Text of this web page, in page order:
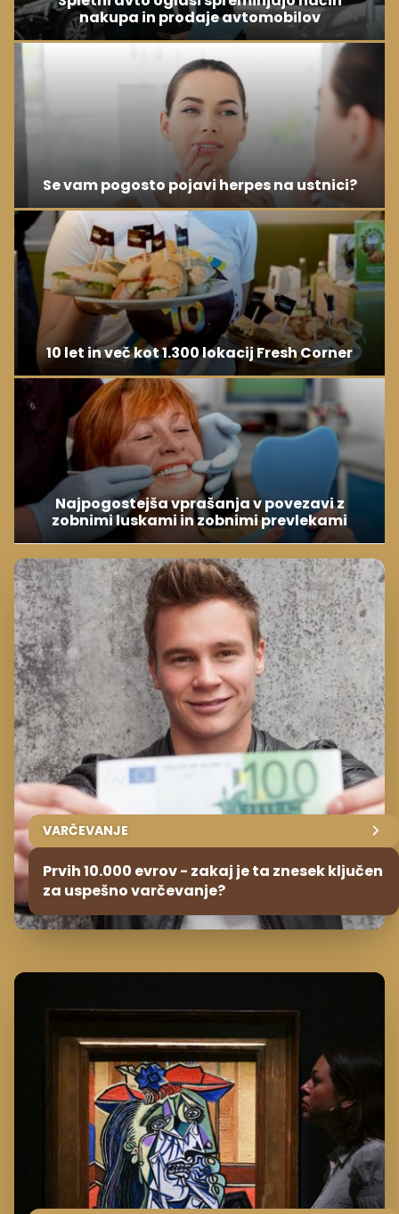
nakupa in prodaje avtomobilov
Se vam pogosto pojavi herpes na ustnici?
10 let in več kot 1.300 lokacij Fresh Corner
Najpogostejša vprašanja v povezavi z
zobnimi luskami in zobnimi prevlekami
VARČEVANJE
Prvih 10.000 evrov - zakaj je ta znesek ključen
za uspešno varčevanje?